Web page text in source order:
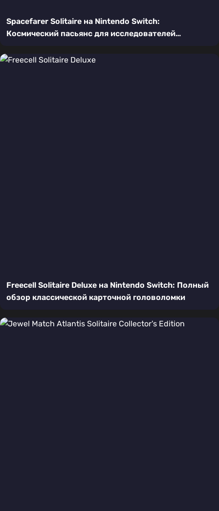
Spacefarer Solitaire на Nintendo Switch:
Космический пасьянс для исследователей
Freecell Solitaire Deluxe на Nintendo Switch: Полный
обзор классической карточной головоломки